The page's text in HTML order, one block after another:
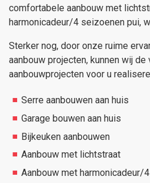
comfortabele aanbouw met
harmonicadeur/4 seizoenen pui,
Sterker nog, door onze ruime
aanbouw projecten, kunnen wij
aanbouwprojecten voor u
Serre aanbouwen aan huis
Garage bouwen aan huis
Bijkeuken aanbouwen
Aanbouw met lichtstraat
Aanbouw met harmonicadeur/